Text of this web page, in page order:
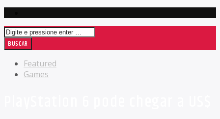
Featured
Games